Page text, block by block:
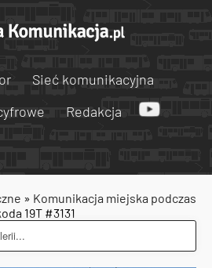
Sieć komunikacyjna
Redakcja
» Komunikacja miejska podczas
19T #3131